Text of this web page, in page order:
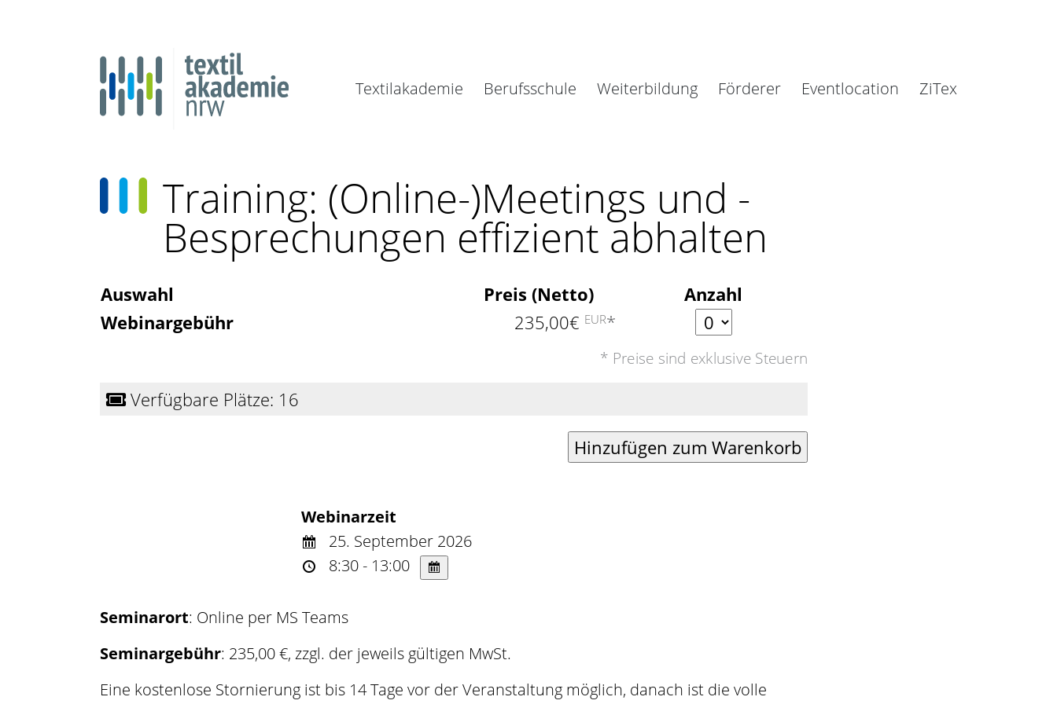
Textilakademie Berufsschule Weiterbildung Förderer Eventlocation ZiTex
Training: (Online-)Meetings und -
Besprechungen effizient abhalten
Auswahl Preis (Netto)
Anzahl
Webinargebühr
235,00€ EUR* Anzahl
* Preise sind exklusive Steuern
Verfügbare Plätze: 16
Webinarzeit
25. September 2026
8:30 - 13:00
Seminarort: Online per MS Teams
Seminargebühr: 235,00 €, zzgl. der jeweils gültigen MwSt.
Eine kostenlose Stornierung ist bis 14 Tage vor der Veranstaltung möglich, danach ist die volle